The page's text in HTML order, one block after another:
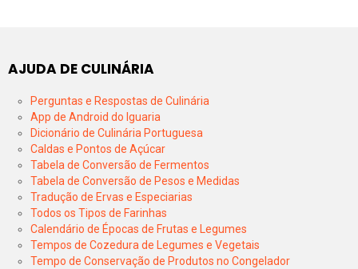
AJUDA DE CULINÁRIA
Perguntas e Respostas de Culinária
App de Android do Iguaria
Dicionário de Culinária Portuguesa
Caldas e Pontos de Açúcar
Tabela de Conversão de Fermentos
Tabela de Conversão de Pesos e Medidas
Tradução de Ervas e Especiarias
Todos os Tipos de Farinhas
Calendário de Épocas de Frutas e Legumes
Tempos de Cozedura de Legumes e Vegetais
Tempo de Conservação de Produtos no Congelador